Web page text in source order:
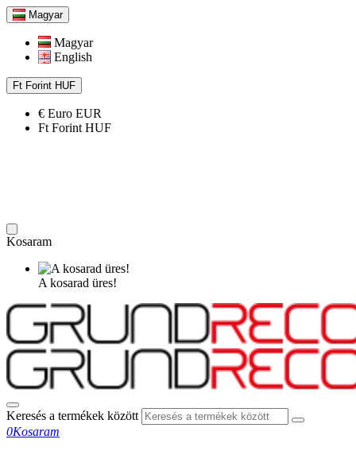
Magyar
Magyar
English
Ft Forint HUF
€ Euro EUR
Ft Forint HUF
Kosaram
A kosarad üres!
Keresés a termékek között
0Kosaram